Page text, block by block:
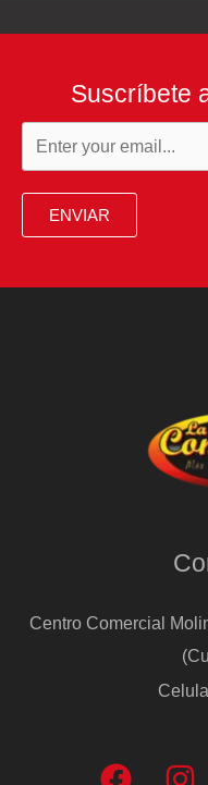
Suscríbete
ENVIAR
Centro Comercial